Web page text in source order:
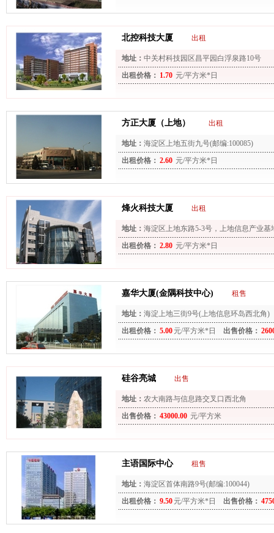
北控科技大厦 出租
地址： 中关村科技园区昌平园白浮泉路10号
出租价格： 1.70 元/平方米*日
方正大厦（上地） 出租
地址： 海淀区上地五街九号(邮编:100085)
出租价格： 2.60 元/平方米*日
烽火科技大厦 出租
地址： 海淀区上地东路5-3号，上地信息产业基
出租价格： 2.80 元/平方米*日
嘉华大厦(金隅科技中心) 租售
地址： 海淀上地三街9号(上地信息环岛西北角)
出租价格： 5.00 元/平方米*日 出售价格：
硅谷亮城 出售
地址： 农大南路与信息路交叉口西北角
出售价格： 43000.00 元/平方米
主语国际中心 租售
地址： 海淀区首体南路9号(邮编:100044)
出租价格： 9.50 元/平方米*日 出售价格：